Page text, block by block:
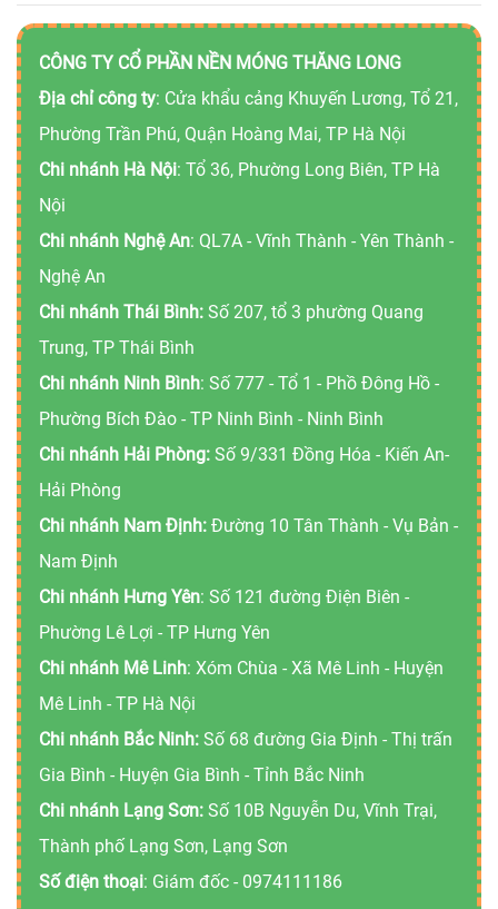
CÔNG TY CỔ PHẦN NỀN MÓNG THĂNG LONG
Địa chỉ công ty: Cửa khẩu cảng Khuyến Lương, Tổ 21,
Phường Trần Phú, Quận Hoàng Mai, TP Hà Nội
Chi nhánh Hà Nội: Tổ 36, Phường Long Biên, TP Hà
Nội
Chi nhánh Nghệ An: QL7A - Vĩnh Thành - Yên Thành -
Nghệ An
Chi nhánh Thái Bình: Số 207, tổ 3 phường Quang
Trung, TP Thái Bình
Chi nhánh Ninh Bình: Số 777 - Tổ 1 - Phồ Đông Hồ -
Phường Bích Đào - TP Ninh Bình - Ninh Bình
Chi nhánh Hải Phòng: Số 9/331 Đồng Hóa - Kiến An-
Hải Phòng
Chi nhánh Nam Định: Đường 10 Tân Thành - Vụ Bản -
Nam Định
Chi nhánh Hưng Yên: Số 121 đường Điện Biên -
Phường Lê Lợi - TP Hưng Yên
Chi nhánh Mê Linh: Xóm Chùa - Xã Mê Linh - Huyện
Mê Linh - TP Hà Nội
Chi nhánh Bắc Ninh: Số 68 đường Gia Định - Thị trấn
Gia Bình - Huyện Gia Bình - Tỉnh Bắc Ninh
Chi nhánh Lạng Sơn: Số 10B Nguyễn Du, Vĩnh Trại,
Thành phố Lạng Sơn, Lạng Sơn
Số điện thoại: Giám đốc - 0974111186